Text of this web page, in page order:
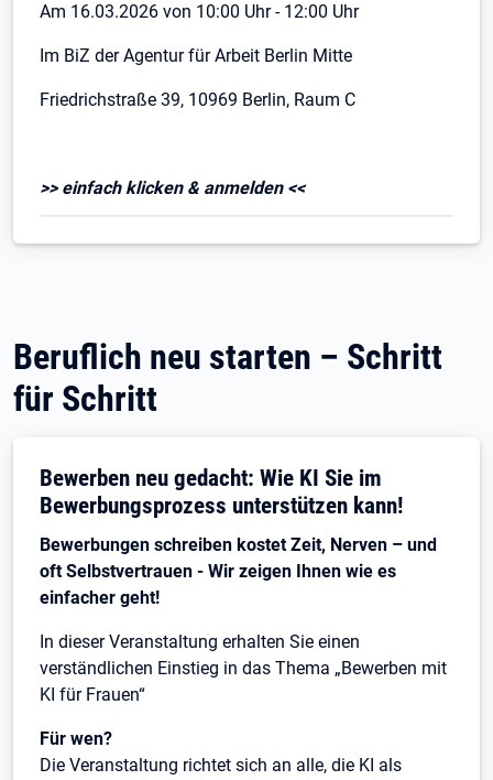
Am 16.03.2026 von 10:00 Uhr - 12:00 Uhr
Im BiZ der Agentur für Arbeit Berlin Mitte
Friedrichstraße 39, 10969 Berlin, Raum C
>> einfach klicken & anmelden <<
Beruflich neu starten – Schritt
für Schritt
Bewerben neu gedacht: Wie KI Sie im
Bewerbungsprozess unterstützen kann!
Bewerbungen schreiben kostet Zeit, Nerven – und
oft Selbstvertrauen - Wir zeigen Ihnen wie es
einfacher geht!
In dieser Veranstaltung erhalten Sie einen
verständlichen Einstieg in das Thema „Bewerben mit
KI für Frauen“
Für wen?
Die Veranstaltung richtet sich an alle, die KI als